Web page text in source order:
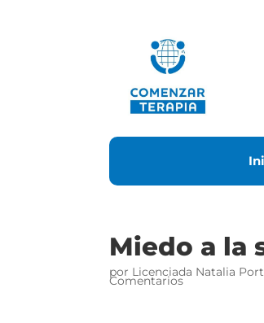
Miedo a la
por Licenciada Natalia
Comentarios